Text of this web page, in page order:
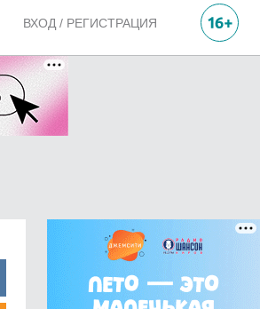
ВХОД / РЕГИСТРАЦИЯ